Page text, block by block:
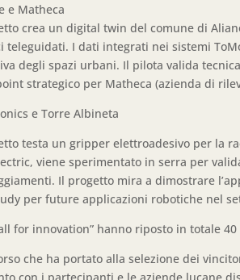
e Matheca
crea un digital twin del comune di
teleguidati. I dati integrati nei sistemi
degli spazi urbani. Il pilota valida
strategico per Matheca (azienda di
e Torre Albineta
testa un gripper elettroadesivo per la
viene sperimentato in serra per
Il progetto mira a dimostrare
per future applicazioni robotiche nel
for innovation” hanno riposto in totale
che ha portato alla selezione dei